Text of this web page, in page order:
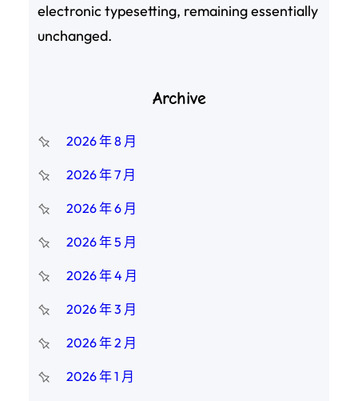
electronic typesetting, remaining essentially
unchanged.
Archive
2026 年 8 月
2026 年 7 月
2026 年 6 月
2026 年 5 月
2026 年 4 月
2026 年 3 月
2026 年 2 月
2026 年 1 月